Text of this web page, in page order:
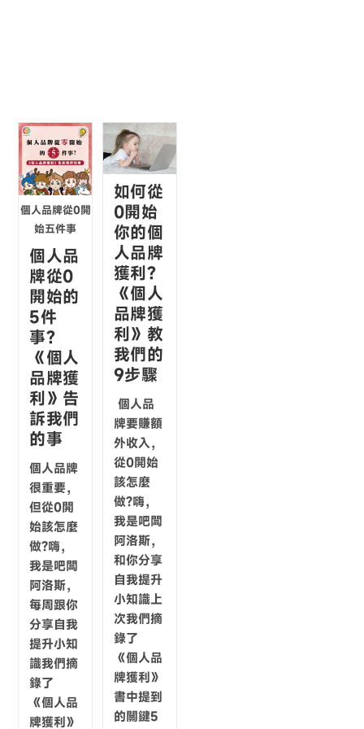
個人品牌從0開
始五件事
個人品
牌從0
開始的
5件
事?
《個人
品牌獲
利》告
訴我們
的事
個人品牌
很重要，
但從0開
始該怎麼
做?​嗨，
我是吧闆
阿洛斯，
每周跟你
分享自我
提升小知
識​​我們摘
錄了
《個人品
牌獲利》
如何從
0開始
你的個
人品牌
獲利?
《個人
品牌獲
利》教
我們的
9步驟
個人品
牌要賺額
外收入，
從0開始
該怎麼
做?嗨，
我是吧闆
阿洛斯，
和你分享
自我提升
小知識上
次我們摘
錄了
《個人品
牌獲利》
書中提到
的關鍵5